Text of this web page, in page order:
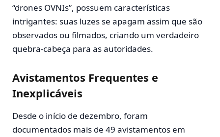
“drones OVNIs”, possuem características
intrigantes: suas luzes se apagam assim que são
observados ou filmados, criando um verdadeiro
quebra-cabeça para as autoridades.
Avistamentos Frequentes e
Inexplicáveis
Desde o início de dezembro, foram
documentados mais de 49 avistamentos em